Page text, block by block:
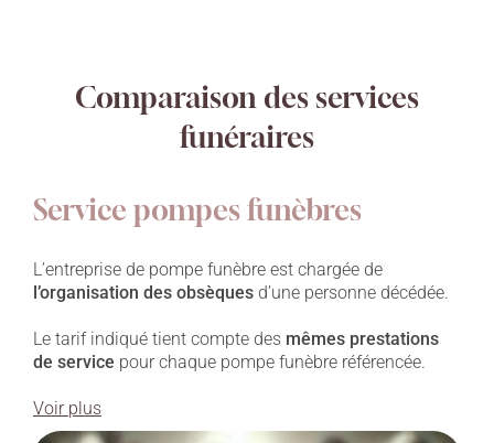
Comparaison des services
funéraires
Service pompes funèbres
L’entreprise de pompe funèbre est chargée de
l’organisation des obsèques d’une personne décédée.
Le tarif indiqué tient compte des mêmes prestations
de service pour chaque pompe funèbre référencée.
Voir plus